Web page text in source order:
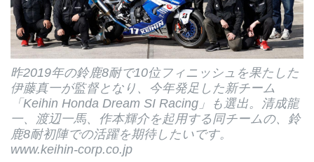
昨2019年の鈴鹿8耐で10位フィニッシュを果たした
伊藤真一が監督となり、今年発足した新チーム
「Keihin Honda Dream SI Racing」も選出。清成⿓
⼀、渡辺⼀⾺、作本輝介を起用する同チームの、鈴
鹿8耐初陣での活躍を期待したいです。
www.keihin-corp.co.jp